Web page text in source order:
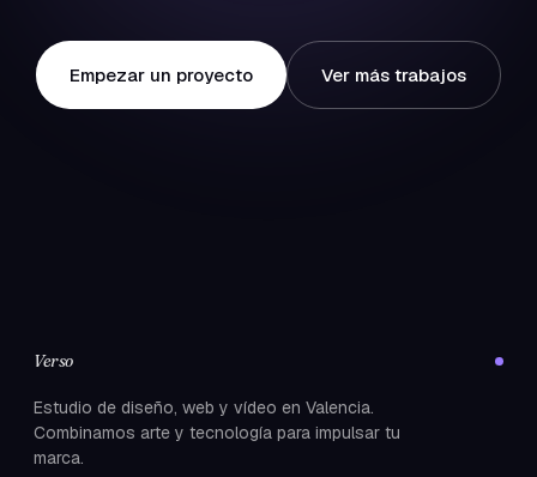
Empezar un proyecto Ver más trabajos
Verso
Estudio de diseño, web y vídeo en Valencia.
Combinamos arte y tecnología para impulsar tu
marca.